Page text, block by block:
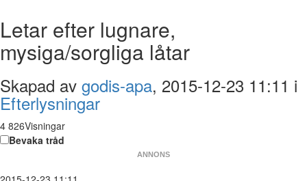
Letar efter lugnare,
mysiga/sorgliga låtar
Skapad av godis-apa, 2015-12-23 11:11 i
Efterlysningar
4 826Visningar
Bevaka tråd
ANNONS